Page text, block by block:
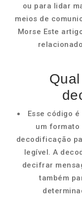
ou para lidar
meios de
Morse Este
Esse código
um formato
decodificação
legível. A
decifrar
também